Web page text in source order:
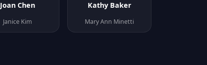
Joan Chen
Janice Kim
Kathy Baker
Mary Ann Minetti